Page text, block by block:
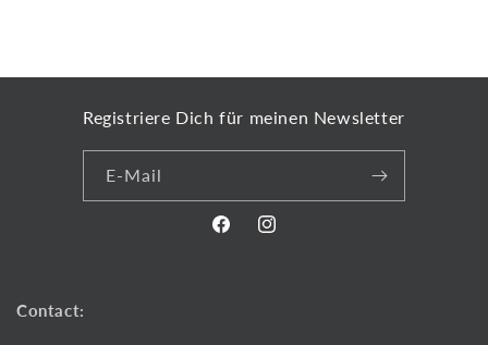
Registriere Dich für meinen Newsletter
E-Mail
FacebookInstagram
Contact: